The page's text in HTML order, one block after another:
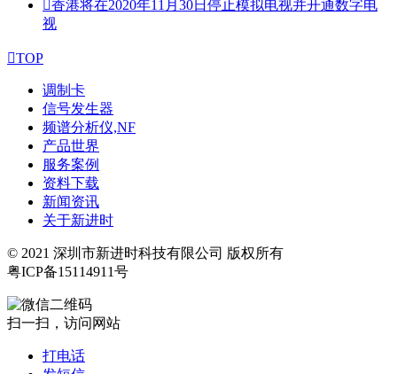
香港将在2020年11月30日停止模拟电视并开通数字电
视
TOP
调制卡
信号发生器
频谱分析仪,NF
产品世界
服务案例
资料下载
新闻资讯
关于新进时
© 2021 深圳市新进时科技有限公司 版权所有
粤ICP备15114911号
扫一扫，访问网站
打电话